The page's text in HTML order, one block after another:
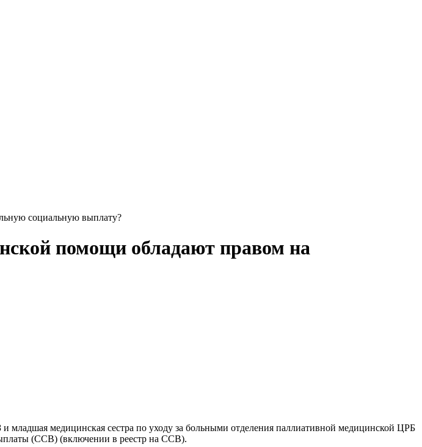
социальную выплату?
помощи обладают правом на
медицинская сестра по уходу за больными отделения паллиативной медицинской ЦРБ
(ССВ) (включении в реестр на ССВ).